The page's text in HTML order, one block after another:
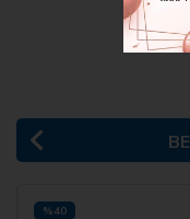
%40